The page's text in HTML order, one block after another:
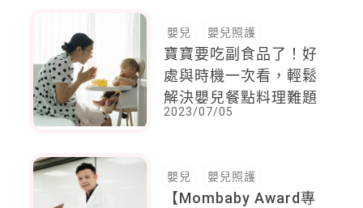
嬰兒 嬰兒照護
寶寶要吃副食品了！好
處與時機一次看，輕鬆
解決嬰兒餐點料理難題
2023/07/05
嬰兒 嬰兒照護
【Mombaby Award專